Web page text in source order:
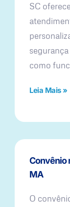
SC
como
Leia Mais »
Convênio
MA
O